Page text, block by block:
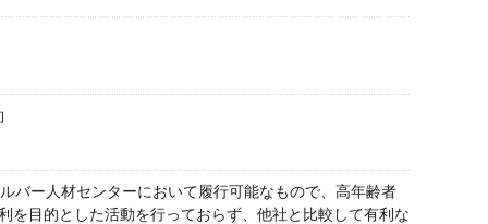
バー人材センターにおいて履行可能なもので、高年齢者
を目的とした活動を行っておらず、他社と比較して有利な